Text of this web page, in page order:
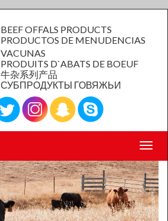
BEEF OFFALS PRODUCTS
PRODUCTOS DE MENUDENCIAS
VACUNAS
PRODUITS D`ABATS DE BOEUF
牛杂系列产品
СУБПРОДУКТЫ ГОВЯЖЬИ